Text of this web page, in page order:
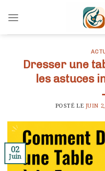
Dresser une
les astuces
POSTÉ LE JUIN
02
Juin